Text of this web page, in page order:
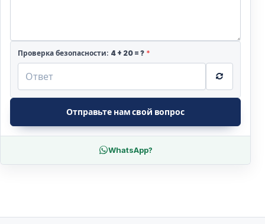
Проверка безопасности: 4 + 20 = ? *
Отправьте нам свой вопрос
WhatsApp?